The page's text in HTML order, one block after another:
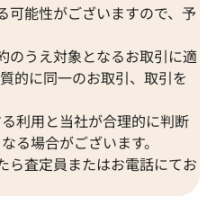
可能性がございますので、予
のうえ対象となるお取引に適
的に同一のお取引、取引を
利用と当社が合理的に判断
る場合がございます。
ら査定員またはお電話にてお